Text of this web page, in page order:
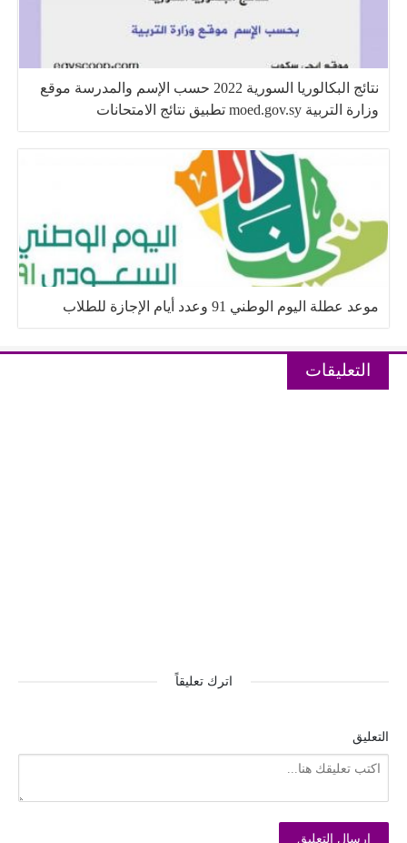
نتائج البكالوريا السورية 2022 حسب الإسم والمدرسة موقع
وزارة التربية moed.gov.sy تطبيق نتائج الامتحانات
موعد عطلة اليوم الوطني 91 وعدد أيام الإجازة للطلاب
التعليقات
اترك تعليقاً
التعليق